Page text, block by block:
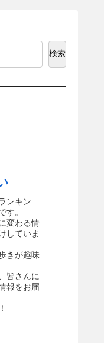
検索
ンキン
す。
変わる情
していま
きが趣味
皆さんに
報をお届